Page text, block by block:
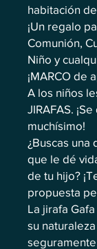
habitación
¡Un regalo
Comunión,
Niño y
¡MARCO de
A los niños
JIRAFAS.
muchísimo!
¿Buscas una
que le dé
de tu hijo?
propuesta
La jirafa
su